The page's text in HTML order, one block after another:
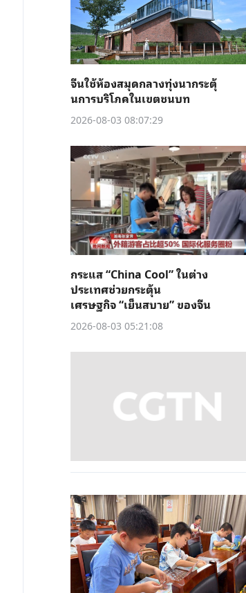
จีนใช้ห้องสมุดกลางทุ่งนากระตุ้
นการบริโภคในเขตชนบท
2026-08-03 08:07:29
กระแส “China Cool” ในต่าง
ประเทศช่วยกระตุ้น
เศรษฐกิจ “เย็นสบาย” ของจีน
2026-08-03 05:21:08